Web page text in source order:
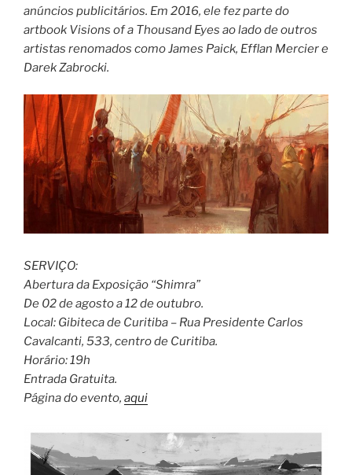
anúncios publicitários. Em 2016, ele fez parte do
artbook Visions of a Thousand Eyes ao lado de outros
artistas renomados como James Paick, Efflan Mercier e
Darek Zabrocki.
SERVIÇO:
Abertura da Exposição “Shimra”
De 02 de agosto a 12 de outubro.
Local: Gibiteca de Curitiba – Rua Presidente Carlos
Cavalcanti, 533, centro de Curitiba.
Horário: 19h
Entrada Gratuita.
Página do evento, aqui